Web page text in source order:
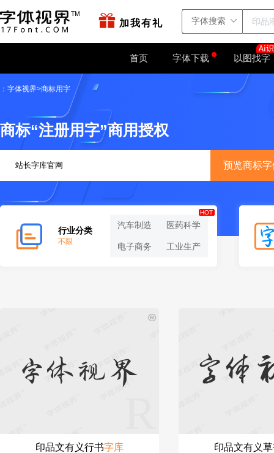
加我有礼
首页 字体下载 以图找字
字体视界>商标用字
商标“注册用字”商用授权
预览商标字
行业分类
不限
汽车制造 医药科学
电子商务 工业生产
HOT
字体视界
印品文有义行书字库
®
字体
印品文有义